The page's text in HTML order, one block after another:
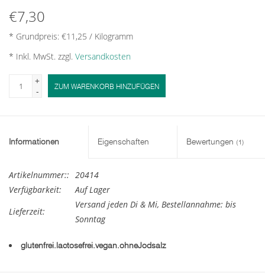
€7,30
* Grundpreis: €11,25 / Kilogramm
* Inkl. MwSt. zzgl. Versandkosten
+
-
ZUM WARENKORB HINZUFÜGEN
Informationen Eigenschaften Bewertungen (1)
Artikelnummer:: 20414
Verfügbarkeit:
Auf Lager
Lieferzeit:
Versand jeden Di & Mi, Bestellannahme: bis
Sonntag
glutenfrei.lactosefrei.vegan.ohneJodsalz